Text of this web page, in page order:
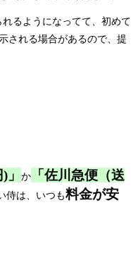
れるようになってて、初めて
される場合があるので、提
か
「佐川急便（送
侍は、いつも料金が安